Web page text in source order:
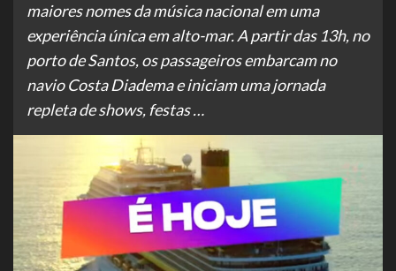
maiores nomes da música nacional em uma
experiência única em alto-mar. A partir das 13h, no
porto de Santos, os passageiros embarcam no
navio Costa Diadema e iniciam uma jornada
repleta de shows, festas …